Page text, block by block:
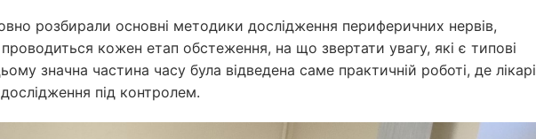
розбирали основні методики дослідження периферичних нервів,
кожен етап обстеження, на що звертати увагу, які є типові
значна частина часу була відведена саме практичній роботі, де лікарі
під контролем.